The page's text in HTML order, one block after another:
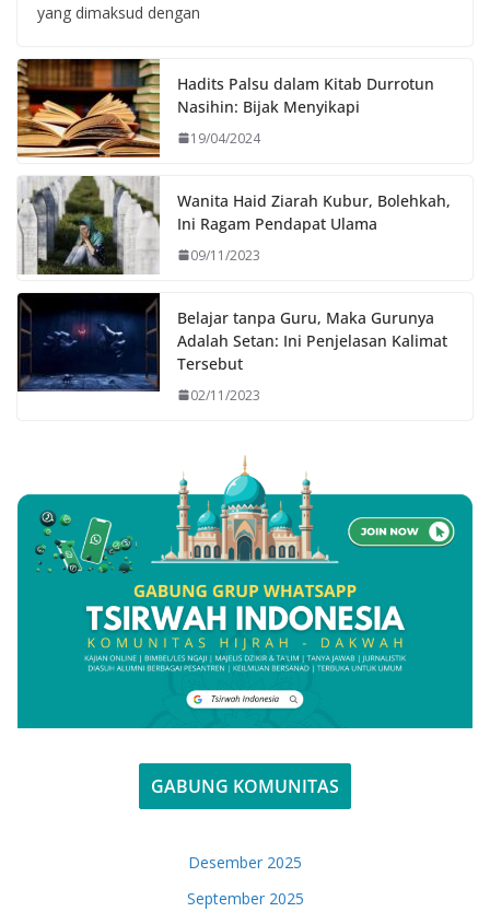
yang dimaksud dengan
Hadits Palsu dalam Kitab Durrotun
Nasihin: Bijak Menyikapi
19/04/2024
Wanita Haid Ziarah Kubur, Bolehkah,
Ini Ragam Pendapat Ulama
09/11/2023
Belajar tanpa Guru, Maka Gurunya
Adalah Setan: Ini Penjelasan Kalimat
Tersebut
02/11/2023
GABUNG KOMUNITAS
Desember 2025
September 2025